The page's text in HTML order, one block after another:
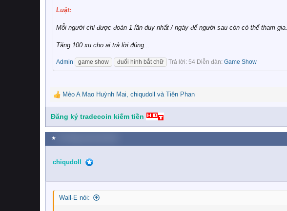
Luật:
Mỗi người chỉ được đoán 1 lần duy nhất / ngày để người sau còn có thể tham gia.
Tặng 100 xu cho ai trả lời đúng...
Admin game show đuổi hình bắt chữ Trả lời: 54 Diễn đàn: Game Show
R
e
a
t
i
n
Mèo A Mao Huỳnh Mai, chiqudoll và Tiên Phan
Đăng ký tradecoin kiếm tiền
★
chiqudoll
Wall-E nói: